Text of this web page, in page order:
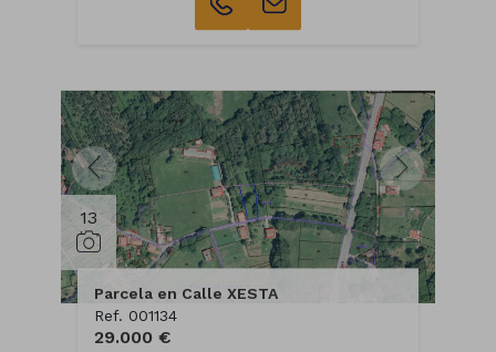
13
Parcela en Calle XESTA
Ref. 001134
29.000 €